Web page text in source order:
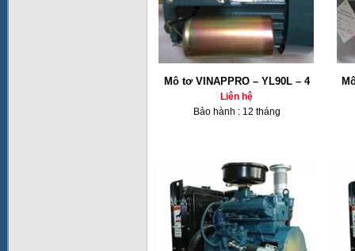
Mô tơ VINAPPRO – YL90L – 4
Liên hệ
Bảo hành : 12 tháng